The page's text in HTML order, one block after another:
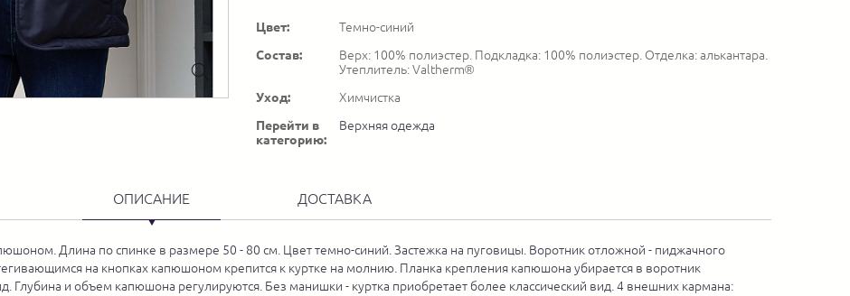
Цвет:
Темно-синий
Состав:
Верх: 100% полиэстер. Подкладка: 100% полиэстер. Отделка: алькантара.
Утеплитель: Valtherm®
Уход:
Химчистка
Перейти в
категорию:
Верхняя одежда
ОПИСАНИЕ ДОСТАВКА
Длина по спинке в размере 50 - 80 см. Цвет темно-синий. Застежка на пуговицы. Воротник отложной - пиджачного
на кнопках капюшоном крепится к куртке на молнию. Планка крепления капюшона убирается в воротник
Глубина и объем капюшона регулируются. Без манишки - куртка приобретает более классический вид. 4 внешних кармана: